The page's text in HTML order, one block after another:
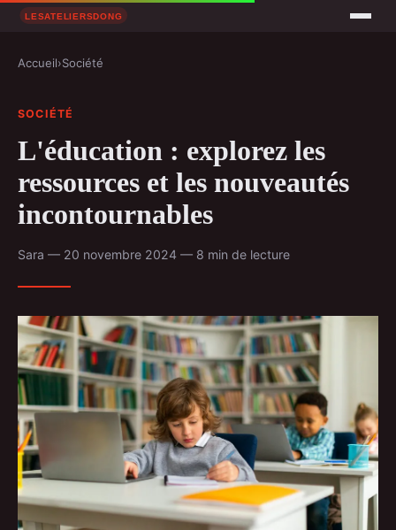
Accueil›Société
SOCIÉTÉ
L'éducation : explorez les
ressources et les nouveautés
incontournables
Sara — 20 novembre 2024 — 8 min de lecture